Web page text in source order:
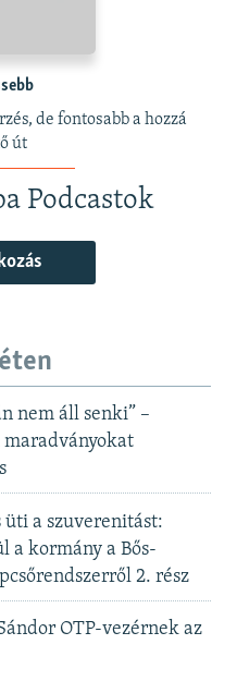
de fontosabb a hozzá
út
Podcastok
nem áll senki” –
üti a szuverenitást:
a kormány a Bős-
2. rész
OTP-vezérnek az